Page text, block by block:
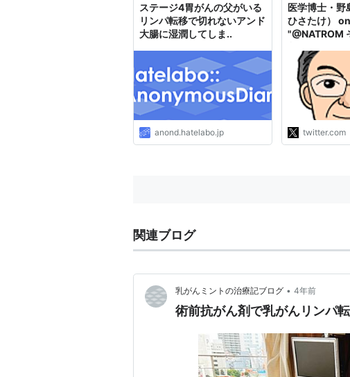
ステージ4胃がんの父がいる
リンパ転移で切れないアンド
大腸に湿潤してしま..
anond.hatelabo.jp
医学博士・野
ひさたけ）
"@NATROM
ンを全く治せ
い手術をして
普通。ところ
ミネラル療法
リンパ転移が
があっても手
るチャンスが
twitter.com
関連ブログ
乳がんミントの治療記ブログ • 4年前
術前抗がん剤で乳がんリンパ